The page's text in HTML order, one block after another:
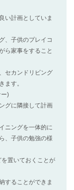
い計画としていま
、子供のプレイコ
ら家事をすること
セカンドリビング
ます。
)
グに隣接して計画
ニングを一体的に
、子供の勉強の様
置いておくことが
することができま